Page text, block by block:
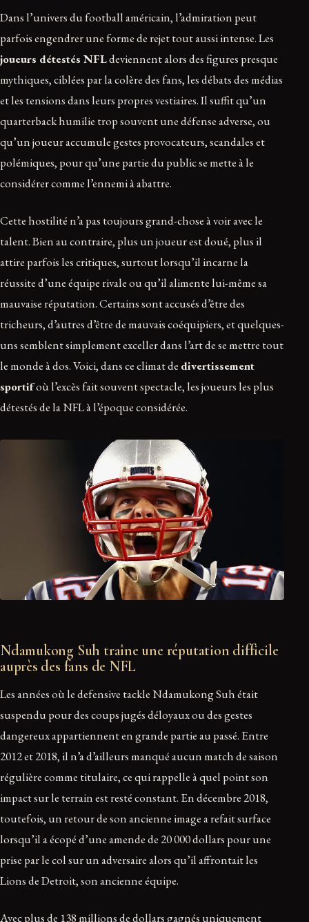
Dans l’univers du football américain, l’admiration peut
parfois engendrer une forme de rejet tout aussi intense. Les
joueurs détestés NFLdeviennent alors des figures presque
mythiques, ciblées par la colère des fans, les débats des médias
et les tensions dans leurs propres vestiaires. Il suffit qu’un
quarterback humilie trop souvent une défense adverse, ou
qu’un joueur accumule gestes provocateurs, scandales et
polémiques, pour qu’une partie du public se mette à le
considérer comme l’ennemi à abattre.
Cette hostilité n’a pas toujours grand-chose à voir avec le
talent. Bien au contraire, plus un joueur est doué, plus il
attire parfois les critiques, surtout lorsqu’il incarne la
réussite d’une équipe rivale ou qu’il alimente lui-même sa
mauvaise réputation. Certains sont accusés d’être des
tricheurs, d’autres d’être de mauvais coéquipiers, et quelques-
uns semblent simplement exceller dans l’art de se mettre tout
le monde à dos. Voici, dans ce climat de divertissement
sportifoù l’excès fait souvent spectacle, les joueurs les plus
détestés de la NFL à l’époque considérée.
Ndamukong Suh traîne une réputation difficile
auprès des fans de NFL
Les années où le defensive tackle Ndamukong Suh était
suspendu pour des coups jugés déloyaux ou des gestes
dangereux appartiennent en grande partie au passé. Entre
2012 et 2018, il n’a d’ailleurs manqué aucun match de saison
régulière comme titulaire, ce qui rappelle à quel point son
impact sur le terrain est resté constant. En décembre 2018,
toutefois, un retour de son ancienne image a refait surface
lorsqu’il a écopé d’une amende de 20 000 dollars pour une
prise par le col sur un adversaire alors qu’il affrontait les
Lions de Detroit, son ancienne équipe.
Avec plus de 138 millions de dollars gagnés uniquement